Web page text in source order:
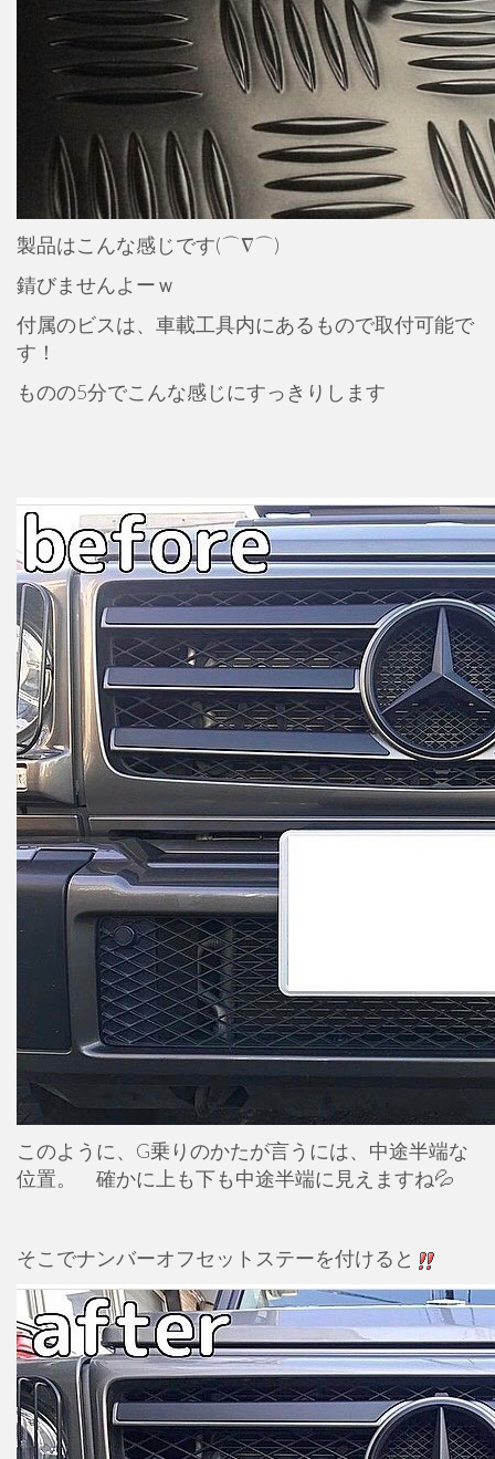
製品はこんな感じです(⌒∇⌒)
錆びませんよーｗ
付属のビスは、車載工具内にあるもので取付可能で
す！
ものの5分でこんな感じにすっきりします
このように、G乗りのかたが言うには、中途半端な
位置。 確かに上も下も中途半端に見えますね💦
そこでナンバーオフセットステーを付けると